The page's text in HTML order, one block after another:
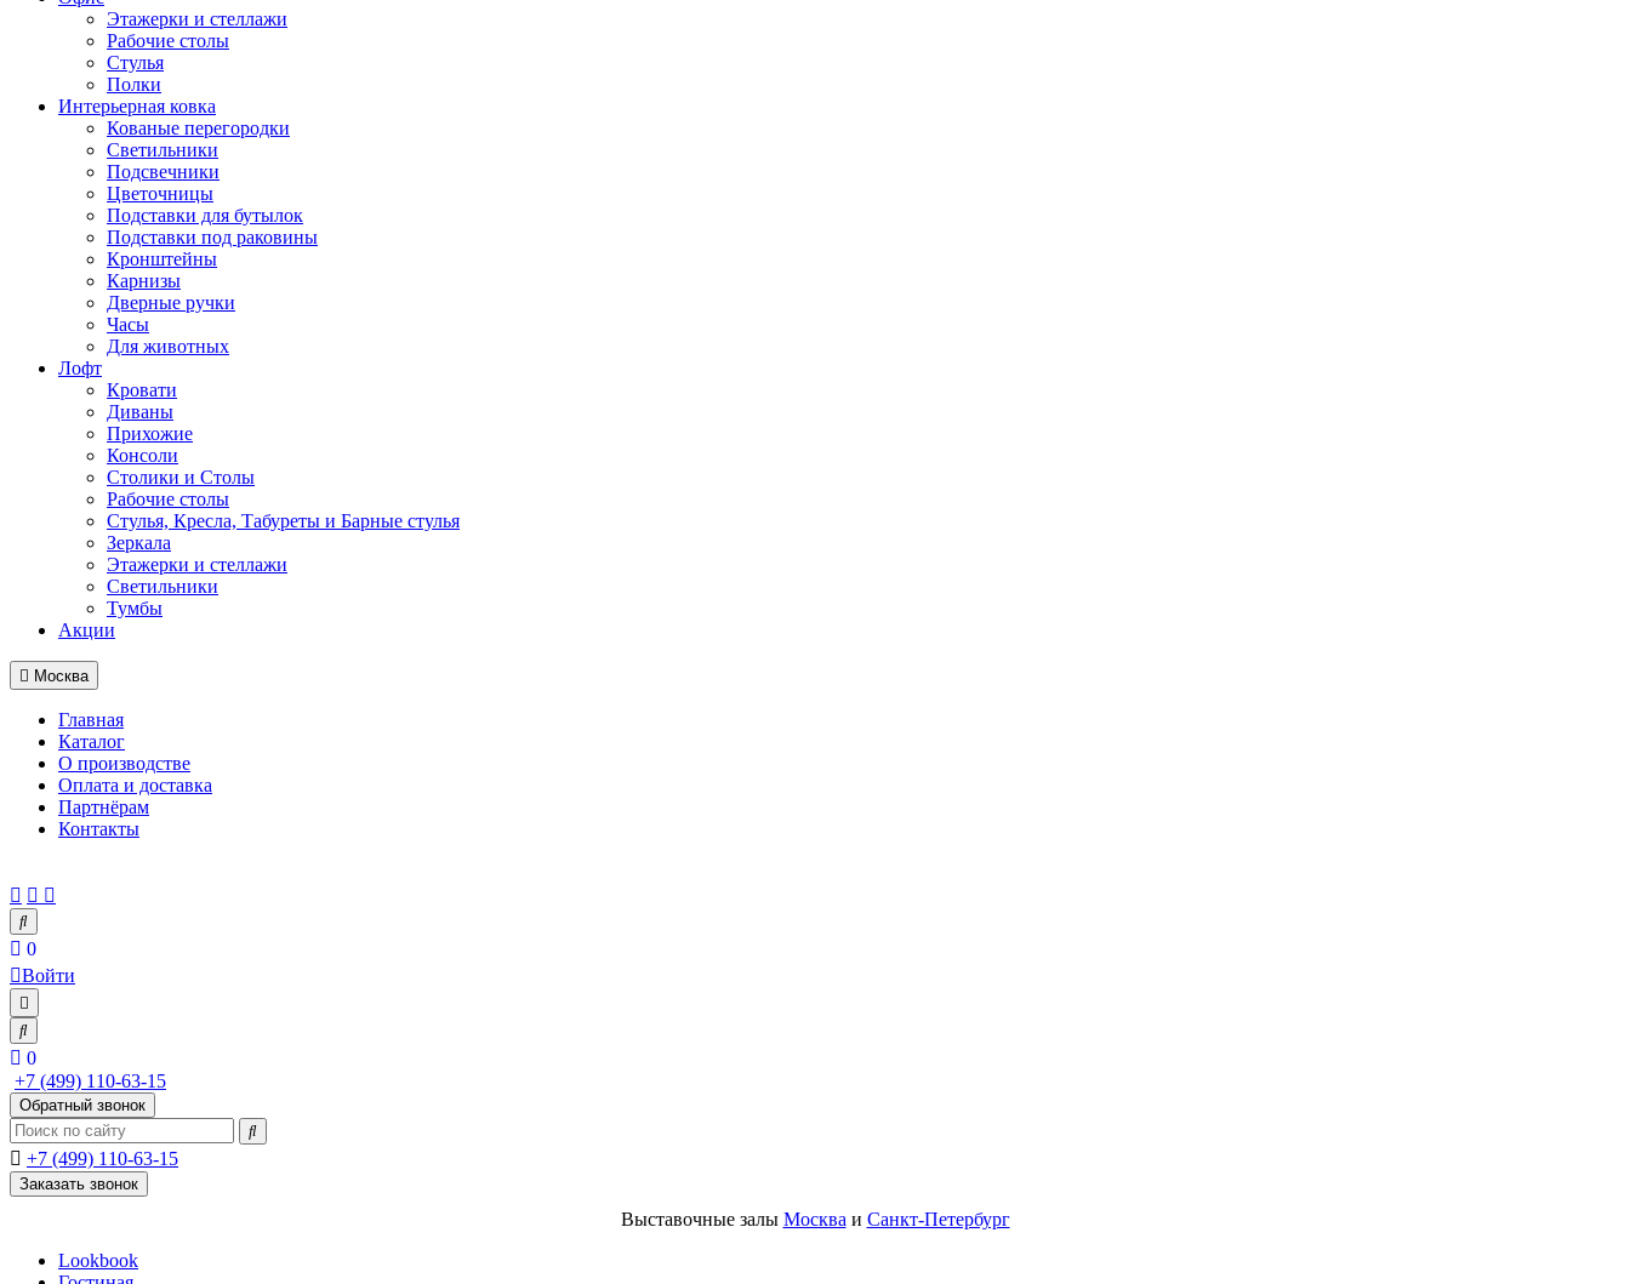
Этажерки и стеллажи
Рабочие столы
Стулья
Полки
Интерьерная ковка
Кованые перегородки
Светильники
Подсвечники
Цветочницы
Подставки для бутылок
Подставки под раковины
Кронштейны
Карнизы
Дверные ручки
Часы
Для животных
Лофт
Кровати
Диваны
Прихожие
Консоли
Столики и Столы
Рабочие столы
Стулья, Кресла, Табуреты и Барные стулья
Зеркала
Этажерки и стеллажи
Светильники
Тумбы
Акции
Москва
Главная
Каталог
О производстве
Оплата и доставка
Партнёрам
Контакты
0
Войти
0
+7 (499) 110-63-15
Обратный звонок
+7 (499) 110-63-15
Заказать звонок
Выставочные залы Москва и Санкт-Петербург
Lookbook